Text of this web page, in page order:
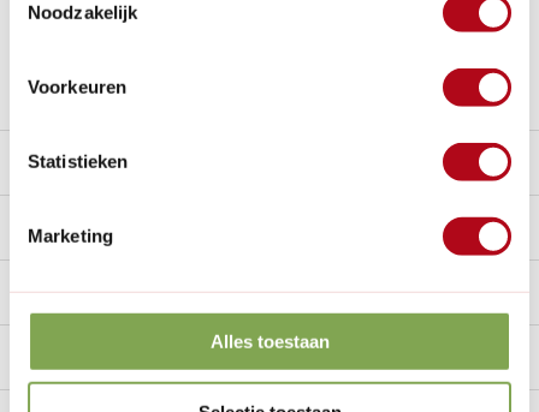
Noodzakelijk
Voorkeuren
Statistieken
Marketing
Alles toestaan
Gemaakt van aluminium, robuust en 5 jaar garantie.
Circa 10 werkdagen levertijd, maar het wachten waard.
Beschrijving
Reviews
Specificaties